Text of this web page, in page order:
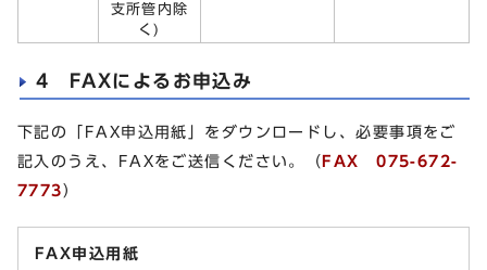
支所管内除
く)
4 FAXによるお申込み
下記の「FAX申込用紙」をダウンロードし、必要事項をご
記入のうえ、FAXをご送信ください。（ FAX 075-672-
7773 ）
FAX申込用紙